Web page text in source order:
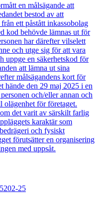
en målsägande att
bestod av att
ett påstått inkassobolag
kod behövde lämnas ut för
har därefter vilselett
och utge sig för att vara
uppge en säkerhetskod för
att lämna ut sina
målsägandens kort för
hände den 29 maj 2025 i en
och/eller annan och
olägenhet för företaget.
det varit av särskilt farlig
karaktär som
och fysiskt
förutsätter en organisering
med uppsåt.
25